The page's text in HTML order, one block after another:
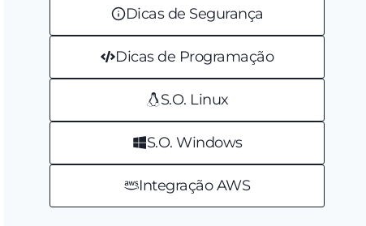
Dicas de Segurança
Dicas de Programação
S.O. Linux
S.O. Windows
Integração AWS